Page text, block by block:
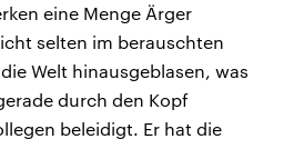
eine Menge Ärger
selten im berauschten
Welt hinausgeblasen, was
durch den Kopf
beleidigt. Er hat die